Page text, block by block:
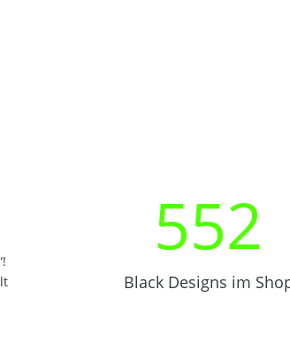
552
Black Designs im